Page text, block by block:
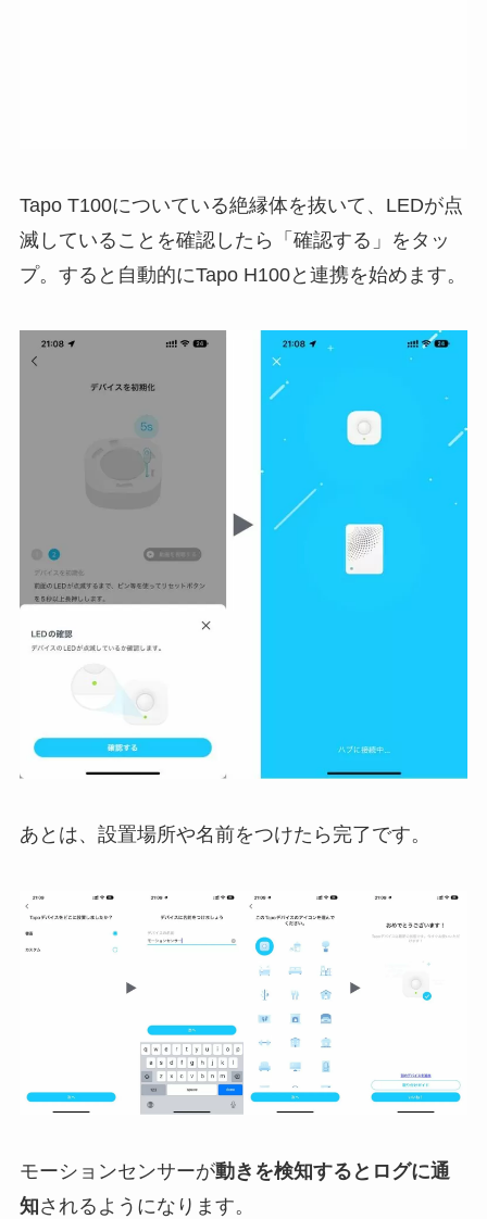
Tapo T100についている絶縁体を抜いて、LEDが点
滅していることを確認したら「確認する」をタッ
プ。すると自動的にTapo H100と連携を始めます。
あとは、設置場所や名前をつけたら完了です。
モーションセンサーが動きを検知するとログに通
知されるようになります。